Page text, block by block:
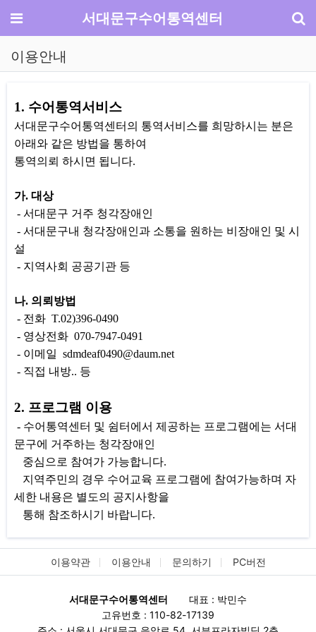
메뉴 서대문구수어통역센터
이용안내
1. 수어통역서비스
서대문구수어통역센터의 통역서비스를 희망하시는 분은
아래와 같은 방법을 통하여
통역의뢰 하시면 됩니다.
가. 대상
- 서대문구 거주 청각장애인
- 서대문구내 청각장애인과 소통을 원하는 비장애인 및 시
설
- 지역사회 공공기관 등
나. 의뢰방법
- 전화 T.02)396-0490
- 영상전화 070-7947-0491
- 이메일 sdmdeaf0490@daum.net
- 직접 내방.. 등
2. 프로그램 이용
- 수어통역센터 및 쉼터에서 제공하는 프로그램에는 서대
문구에 거주하는 청각장애인
중심으로 참여가 가능합니다.
지역주민의 경우 수어교육 프로그램에 참여가능하며 자
세한 내용은 별도의 공지사항을
통해 참조하시기 바랍니다.
이용약관 이용안내 문의하기 PC버전
서대문구수어통역센터
대표 : 박민수
고유번호 : 110-82-17139